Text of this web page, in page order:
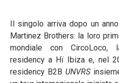
Il singolo arriva dopo un
Martinez Brothers: la loro
mondiale con CircoLoco,
residency a Hï Ibiza e, nel
residency B2B UNVRS